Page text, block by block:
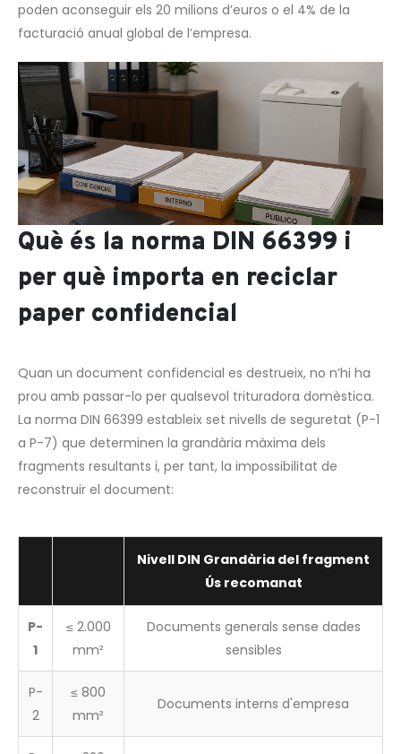
poden aconseguir els 20 milions d’euros o el 4% de la
facturació anual global de l’empresa.
Què és la norma DIN 66399 i
per què importa en reciclar
paper confidencial
Quan un document confidencial es destrueix, no n’hi ha
prou amb passar-lo per qualsevol trituradora domèstica.
La norma DIN 66399 estableix set nivells de seguretat (P-1
a P-7) que determinen la grandària màxima dels
fragments resultants i, per tant, la impossibilitat de
reconstruir el document:
Nivell DIN Grandària del fragment
Ús recomanat
P-
1
≤ 2.000
mm²
Documents generals sense dades
sensibles
P-
2
≤ 800
mm²
Documents interns d'empresa